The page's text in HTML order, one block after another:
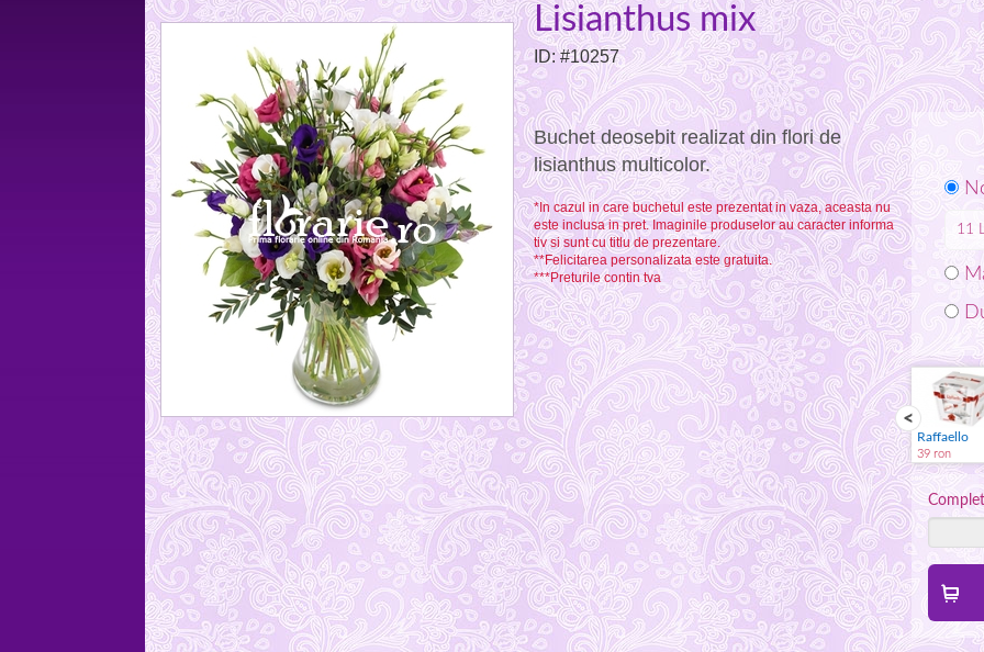
Lisianthus mix
ID: #10257
Buchet deosebit realizat din flori de
lisianthus multicolor.
*In cazul in care buchetul este prezentat in vaza, aceasta nu
este inclusa in pret. Imaginile produselor au caracter informa
tiv si sunt cu titlu de prezentare.
**Felicitarea personalizata este gratuita.
***Preturile contin tva
11
Spumant
59 ron
Jucarie plus
59 ron
Vaza
59 ron
Raffaello
39 ron